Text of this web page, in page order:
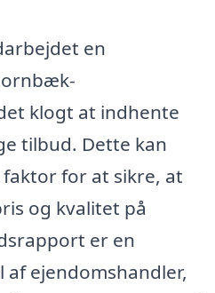
en
klogt at indhente
tilbud. Dette kan
for at sikre, at
og kvalitet på
er en
ejendomshandler,